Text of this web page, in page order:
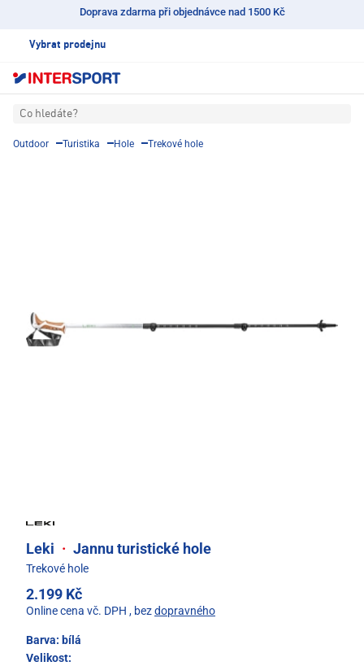
Doprava zdarma při objednávce nad 1500 Kč
Vybrat prodejnu
Co hledáte?
Outdoor Turistika Hole Trekové hole
Leki · Jannu turistické hole
Trekové hole
2.199 Kč
Online cena vč. DPH , bezdopravného
Barva: bílá
Velikost: